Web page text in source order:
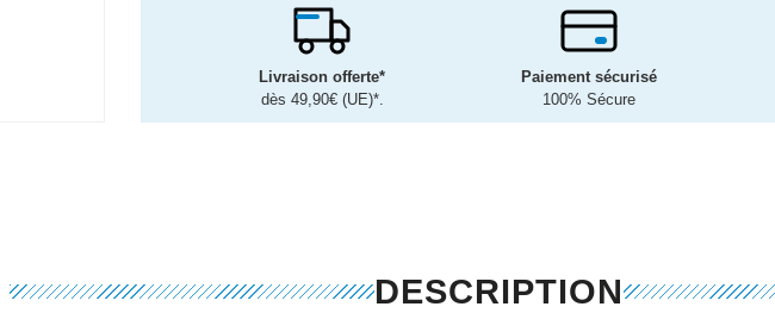
Livraison offerte*
dès 49,90€ (UE)*.
Paiement sécurisé
100% Sécure
DESCRIPTION